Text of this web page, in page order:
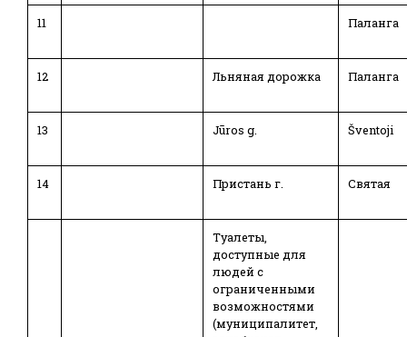
11 Паланга
12 Льняная дорожка Паланга
13 Jūros g. Šventoji
14 Пристань г. Святая
Туалеты,
доступные для
людей с
ограниченными
возможностями
(муниципалитет,